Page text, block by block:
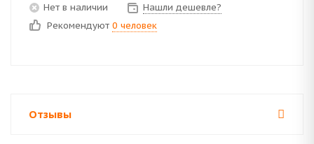
Нет в наличии
Нашли дешевле?
Рекомендуют 0 человек
Отзывы